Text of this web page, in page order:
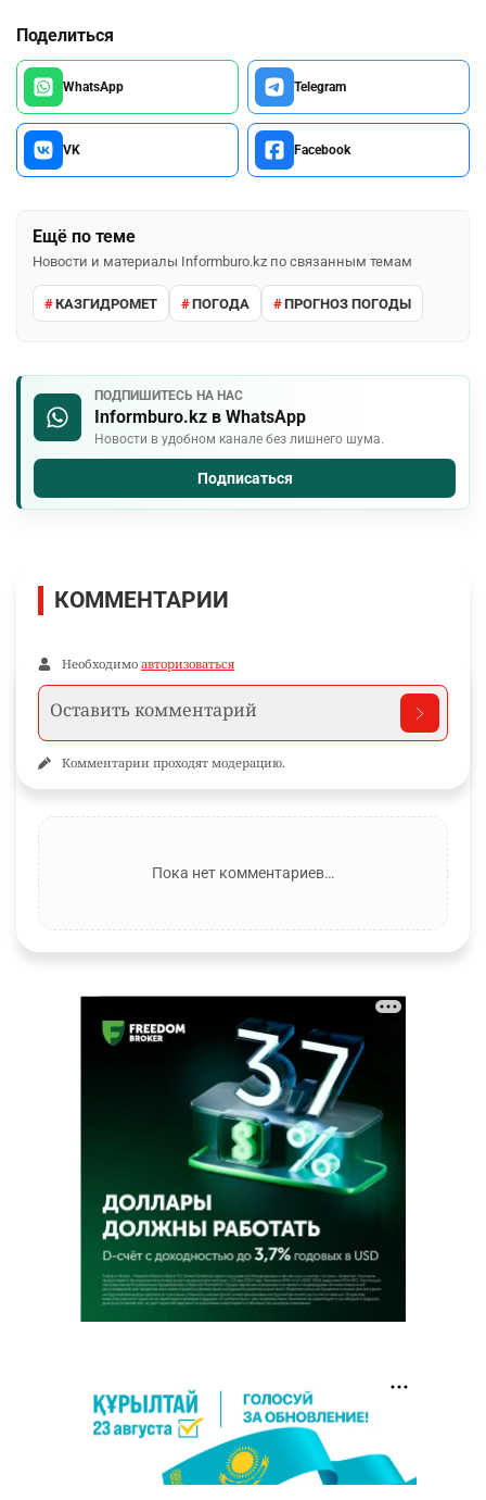
Поделиться
WhatsApp Telegram
VK Facebook
Ещё по теме
Новости и материалы Informburo.kz по связанным темам
КАЗГИДРОМЕТ ПОГОДА ПРОГНОЗ ПОГОДЫ
ПОДПИШИТЕСЬ НА НАС
Informburo.kz в WhatsApp
Новости в удобном канале без лишнего шума.
Подписаться
КОММЕНТАРИИ
Необходимо авторизоваться
Комментарии проходят модерацию.
Пока нет комментариев…